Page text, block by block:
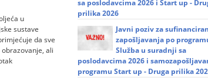
u
sustave
da sve
ali
sa poslodavcima 2026 i Start up -
prilika 2026
Javni poziv za
zapošljavanja po
Služba u suradnji sa
poslodavcima 2026 i
programu Start up - Druga prilika